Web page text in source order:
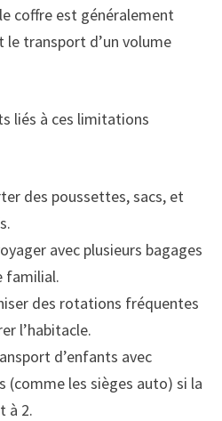
coffre est généralement
transport d’un volume
liés à ces limitations
des poussettes, sacs, et
avec plusieurs bagages
familial.
des rotations fréquentes
l’habitacle.
d’enfants avec
(comme les sièges auto) si la
à 2.